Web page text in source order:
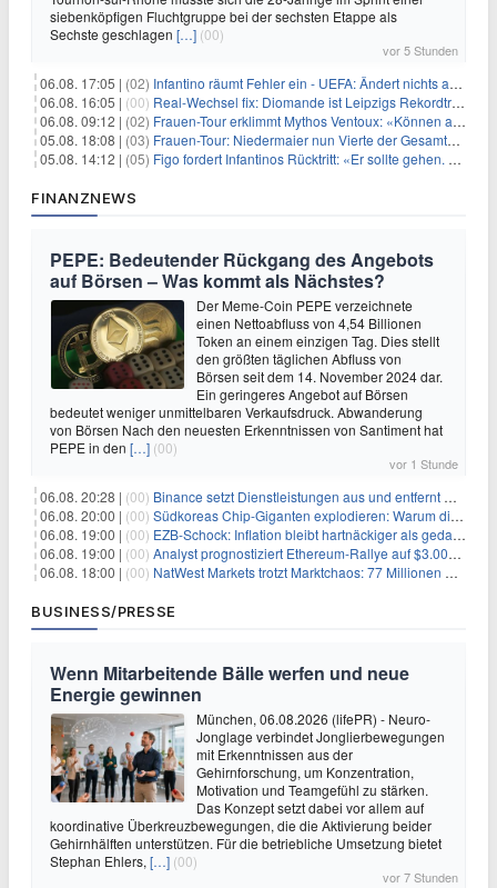
siebenköpfigen Fluchtgruppe bei der sechsten Etappe als
Sechste geschlagen […] (00)
vor 5 Stunden
06.08. 17:05 | (02) Infantino räumt Fehler ein - UEFA: Ändert nichts an Boykott
06.08. 16:05 | (00) Real-Wechsel fix: Diomande ist Leipzigs Rekordtransfer
06.08. 09:12 | (02) Frauen-Tour erklimmt Mythos Ventoux: «Können alles schaffen»
05.08. 18:08 | (03) Frauen-Tour: Niedermaier nun Vierte der Gesamtwertung
05.08. 14:12 | (05) Figo fordert Infantinos Rücktritt: «Er sollte gehen. Jetzt»
FINANZNEWS
PEPE: Bedeutender Rückgang des Angebots
auf Börsen – Was kommt als Nächstes?
Der Meme-Coin PEPE verzeichnete
einen Nettoabfluss von 4,54 Billionen
Token an einem einzigen Tag. Dies stellt
den größten täglichen Abfluss von
Börsen seit dem 14. November 2024 dar.
Ein geringeres Angebot auf Börsen
bedeutet weniger unmittelbaren Verkaufsdruck. Abwanderung
von Börsen Nach den neuesten Erkenntnissen von Santiment hat
PEPE in den […] (00)
vor 1 Stunde
06.08. 20:28 | (00) Binance setzt Dienstleistungen aus und entfernt mehrere Krypto-Paare: Wer ist betroffen?
06.08. 20:00 | (00) Südkoreas Chip-Giganten explodieren: Warum dieser Rekord-Tag die KI-Branche erschüttert
06.08. 19:00 | (00) EZB-Schock: Inflation bleibt hartnäckiger als gedacht – 2027 wird zum kritischen Test
06.08. 19:00 | (00) Analyst prognostiziert Ethereum-Rallye auf $3.000 nach entscheidendem On-Chain-Ausbruch
06.08. 18:00 | (00) NatWest Markets trotzt Marktchaos: 77 Millionen Pfund Gewinn im ersten Halbjahr
BUSINESS/PRESSE
Wenn Mitarbeitende Bälle werfen und neue
Energie gewinnen
München, 06.08.2026 (lifePR) - Neuro-
Jonglage verbindet Jonglierbewegungen
mit Erkenntnissen aus der
Gehirnforschung, um Konzentration,
Motivation und Teamgefühl zu stärken.
Das Konzept setzt dabei vor allem auf
koordinative Überkreuzbewegungen, die die Aktivierung beider
Gehirnhälften unterstützen. Für die betriebliche Umsetzung bietet
Stephan Ehlers, […] (00)
vor 7 Stunden